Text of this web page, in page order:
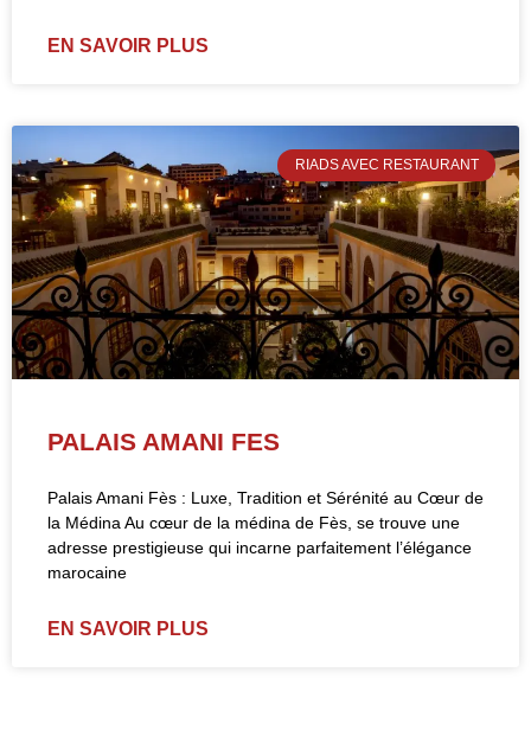
EN SAVOIR PLUS
RIADS AVEC RESTAURANT
PALAIS AMANI FES
Palais Amani Fès : Luxe, Tradition et Sérénité au Cœur de
la Médina Au cœur de la médina de Fès, se trouve une
adresse prestigieuse qui incarne parfaitement l’élégance
marocaine
EN SAVOIR PLUS